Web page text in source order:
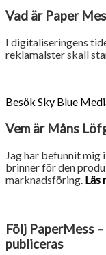
Vad är Paper
I digitaliseringens
reklamalster skall
Besök Sky Blue
Vem är Måns
Jag har befunnit mig
brinner för den
marknadsföring. Läs
Följ PaperMess
publiceras